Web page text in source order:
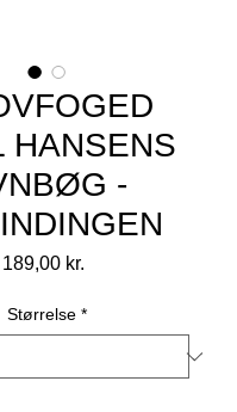
HANSENS
-
189,00 kr.
Størrelse *